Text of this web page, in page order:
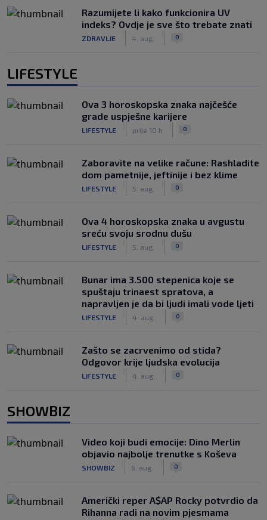
Razumijete li kako funkcionira UV
indeks? Ovdje je sve što trebate znati
ZDRAVLJE 4. aug. 0
LIFESTYLE
Ova 3 horoskopska znaka najčešće
grade uspješne karijere
LIFESTYLE prije 10 h 0
Zaboravite na velike račune: Rashladite
dom pametnije, jeftinije i bez klime
LIFESTYLE 5. aug. 0
Ova 4 horoskopska znaka u avgustu
sreću svoju srodnu dušu
LIFESTYLE 5. aug. 0
Bunar imа 3.500 stepenica koje se
spuštaju trinaest spratova, a
napravljen je da bi ljudi imali vode ljeti
LIFESTYLE 4. aug. 0
Zašto se zacrvenimo od stida?
Odgovor krije ljudska evolucija
LIFESTYLE 4. aug. 0
SHOWBIZ
Video koji budi emocije: Dino Merlin
objavio najbolje trenutke s Koševa
SHOWBIZ 6. aug. 0
Američki reper A$AP Rocky potvrdio da
Rihanna radi na novim pjesmama